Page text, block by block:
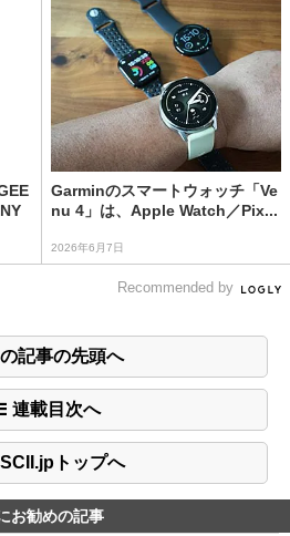
Garminのスマートウォッチ「Ve
nu 4」は、Apple Watch／Pix...
2026年6月7日
Recommended by
記事の先頭へ
連載目次へ
トップへ
お勧めの記事